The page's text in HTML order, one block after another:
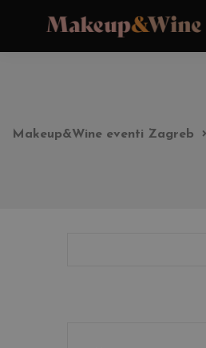
Makeup&Wine eventi Zagreb